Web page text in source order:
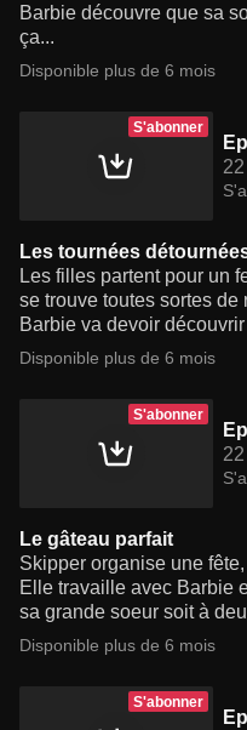
Barbie découvre que sa
ça...
Disponible plus de 6 mois
S'abonner
Les tournées
Les filles partent pour un
se trouve toutes sortes de
Barbie va devoir
Disponible plus de 6 mois
S'abonner
Le gâteau parfait
Skipper organise une
Elle travaille avec Barbie
sa grande soeur soit à
Disponible plus de 6 mois
S'abonner